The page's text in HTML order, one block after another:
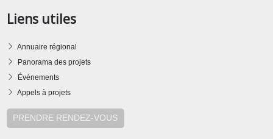
Liens utiles
Annuaire régional
Panorama des projets
Événements
Appels à projets
PRENDRE RENDEZ-VOUS